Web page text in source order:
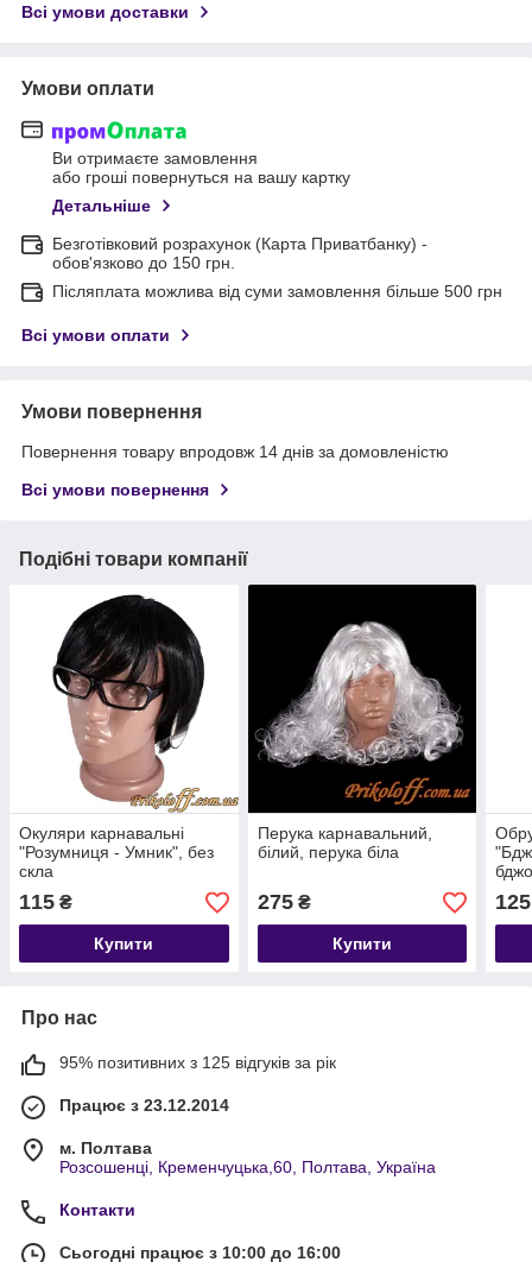
Всі умови доставки
Умови оплати
Ви отримаєте замовлення
або гроші повернуться на вашу картку
Детальніше
Безготівковий розрахунок (Карта Приватбанку) -
обов'язково до 150 грн.
Післяплата можлива від суми замовлення більше 500 грн
Всі умови оплати
Умови повернення
Повернення товару впродовж 14 днів за домовленістю
Всі умови повернення
Подібні товари компанії
Окуляри карнавальні
"Розумниця - Умник", без
скла
115 ₴
Купити
Перука карнавальний,
білий, перука біла
275₴
Купити
125
Про нас
95% позитивних з 125 відгуків за рік
Працює з 23.12.2014
м. Полтава
Розсошенці, Кременчуцька,60, Полтава, Україна
Контакти
Сьогодні працює з 10:00 до 16:00